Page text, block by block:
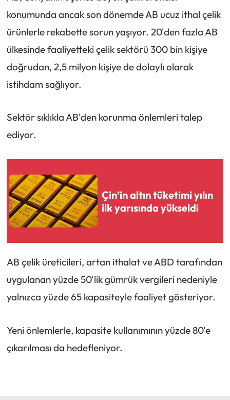
konumunda ancak son dönemde AB ucuz ithal çelik
ürünlerle rekabette sorun yaşıyor. 20'den fazla AB
ülkesinde faaliyetteki çelik sektörü 300 bin kişiye
doğrudan, 2,5 milyon kişiye de dolaylı olarak
istihdam sağlıyor.
Sektör sıklıkla AB'den korunma önlemleri talep
ediyor.
Çin’in altın tüketimi yılın
ilk yarısında yükseldi
AB çelik üreticileri, artan ithalat ve ABD tarafından
uygulanan yüzde 50'lik gümrük vergileri nedeniyle
yalnızca yüzde 65 kapasiteyle faaliyet gösteriyor.
Yeni önlemlerle, kapasite kullanımının yüzde 80'e
çıkarılması da hedefleniyor.